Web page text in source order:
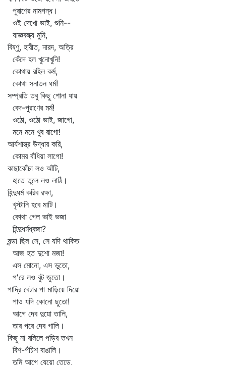
পুরাণের নামগন্ধ।
ওই দেখো ভাই, শুনি--
যাজ্ঞবল্ক্য মুনি,
বিষ্ণু, হারীত, নারদ, অত্রি
কেঁদে হল খুনোখুনি!
কোথায় রহিল কর্ম,
কোথা সনাতন ধর্ম!
সম্প্রতি তবু কিছু শোনা যায়
বেদ-পুরাণের মর্ম!
ওঠো, ওঠো ভাই, জাগো,
মনে মনে খুব রাগো!
আর্যশাস্ত্র উদ্ধার করি,
কোমর বাঁধিয়া লাগো!
কাছাকোঁচা লও আঁটি,
হাতে তুলে লও লাঠি।
হিন্দুধর্ম করিব রক্ষা,
খৃস্টানি হবে মাটি।
কোথা গেল ভাই ভজা
হিন্দুধর্মধ্বজা?
ষন্ডা ছিল সে, সে যদি থাকিত
আজ হত দুশো মজা!
এস মোনো, এস ভুতো,
প'রে লও বুট জুতো।
পাদ্রি বেটার পা মাড়িয়ে দিয়ো
পাও যদি কোনো ছুতো!
আগে দেব দুয়ো তালি,
তার পরে দেব গালি।
কিছু না বলিলে পড়িব তখন
বিশ-পঁচিশ বাঙালি।
তুমি আগে যেয়ো তেড়ে,